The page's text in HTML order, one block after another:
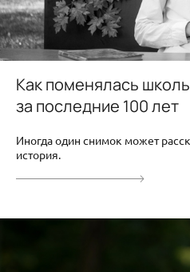
Как поменялась
за последние 100 лет
Иногда один снимок может
история.